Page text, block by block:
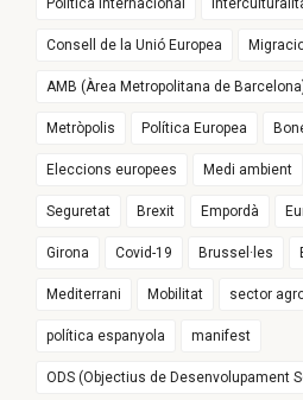
Política Internacional
Consell de la Unió Europea
AMB (Àrea Metropolitana de
Metròpolis Política Europea
Eleccions europees Medi ambient
Seguretat Brexit Empordà
Girona Covid-19 Brussel·les
Mediterrani Mobilitat sector
política espanyola manifest
ODS (Objectius de Desenvolupament